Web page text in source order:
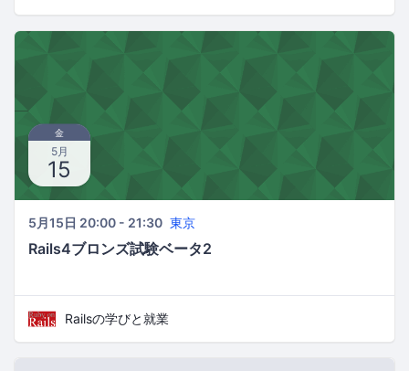
金
5月
15
5月15日 20:00 - 21:30 東京
Rails4ブロンズ試験ベータ2
Railsの学びと就業